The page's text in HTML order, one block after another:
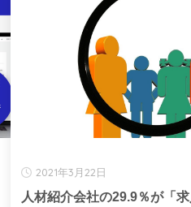
2021年3月22日
人材紹介会社の29.9％が「